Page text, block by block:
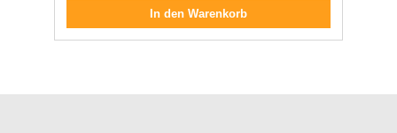
Solofix® Sicherheitslanzetten sind einfach zu
Hauptanwendungsbereich: Blutzuckerüberwachung
In den Warenkorb